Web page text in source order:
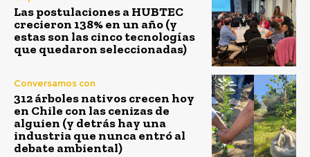
Las postulaciones a HUBTEC
crecieron 138% en un año (y
estas son las cinco tecnologías
que quedaron seleccionadas)
Conversamos con
312 árboles nativos crecen hoy
en Chile con las cenizas de
alguien (y detrás hay una
industria que nunca entró al
debate ambiental)